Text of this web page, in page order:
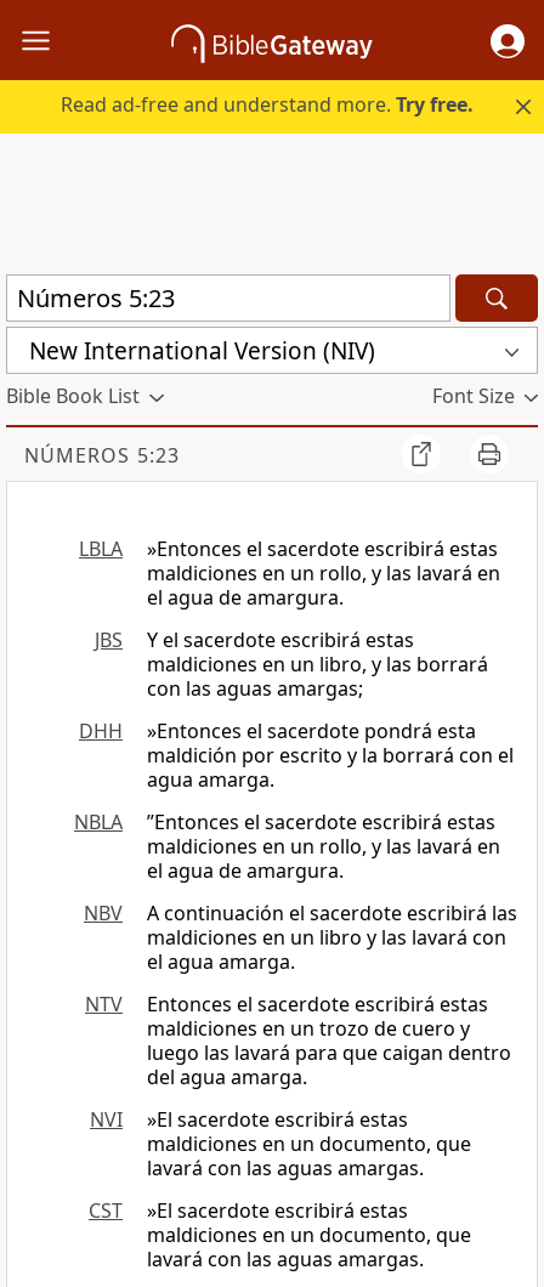
Read ad-free and understand more.Try free.
New International Version (NIV)
Bible Book List Font Size
NÚMEROS 5:23
LBLA
»Entonces el sacerdote escribirá estas
maldiciones en un rollo, y las lavará en
el agua de amargura.
JBS
Y el sacerdote escribirá estas
maldiciones en un libro, y las borrará
con las aguas amargas;
DHH
»Entonces el sacerdote pondrá esta
maldición por escrito y la borrará con el
agua amarga.
NBLA
”Entonces el sacerdote escribirá estas
maldiciones en un rollo, y las lavará en
el agua de amargura.
NBV
A continuación el sacerdote escribirá las
maldiciones en un libro y las lavará con
el agua amarga.
NTV
Entonces el sacerdote escribirá estas
maldiciones en un trozo de cuero y
luego las lavará para que caigan dentro
del agua amarga.
NVI
»El sacerdote escribirá estas
maldiciones en un documento, que
lavará con las aguas amargas.
CST
»El sacerdote escribirá estas
maldiciones en un documento, que
lavará con las aguas amargas.